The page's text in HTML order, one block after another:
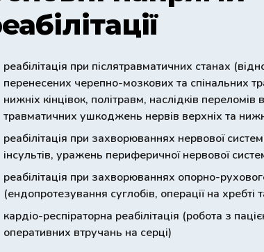
реабілітація при післятравматичних станах
перенесених черепно-мозкових та спінальних
нижніх кінцівок, політравм, наслідків переломів
травматичних ушкоджень нервів верхніх та
реабілітація при захворюваннях нервової
інсультів, уражень периферичної нервової
реабілітація при захворюваннях опорно-
(ендопротезування суглобів, операції на хребті
кардіо-респіраторна реабілітація (робота з
оперативних втручань на серці)